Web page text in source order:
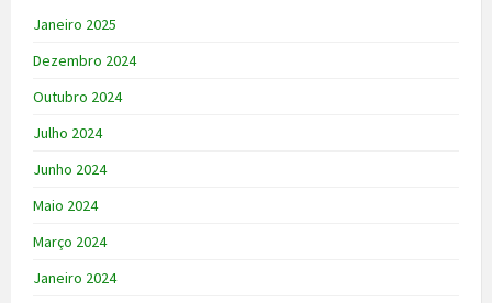
Janeiro 2025
Dezembro 2024
Outubro 2024
Julho 2024
Junho 2024
Maio 2024
Março 2024
Janeiro 2024